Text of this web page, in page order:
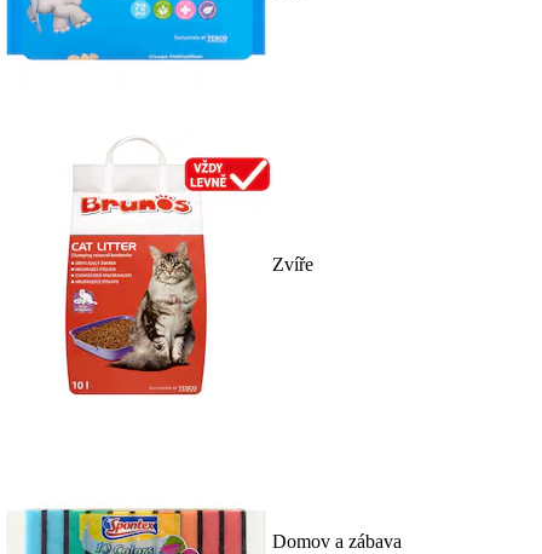
Zvíře
Domov a zábava